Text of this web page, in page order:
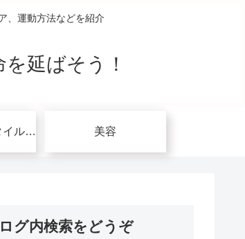
、運動方法などを紹介
延ばそう！
ダイエット・スタイルアップ関連 美容
グ内検索をどうぞ